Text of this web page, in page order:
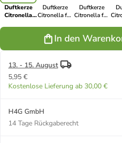
Duftkerze
Citronella
Duftkerze
Citronella für
Outdoorkerze
D: 15cm in
Duftkerze
Citronella für
Outdoorkerze
In den
13. - 15. August
5,95 €
Kostenlose Lieferung ab 30,00 €
H4G GmbH
14 Tage Rückgaberecht